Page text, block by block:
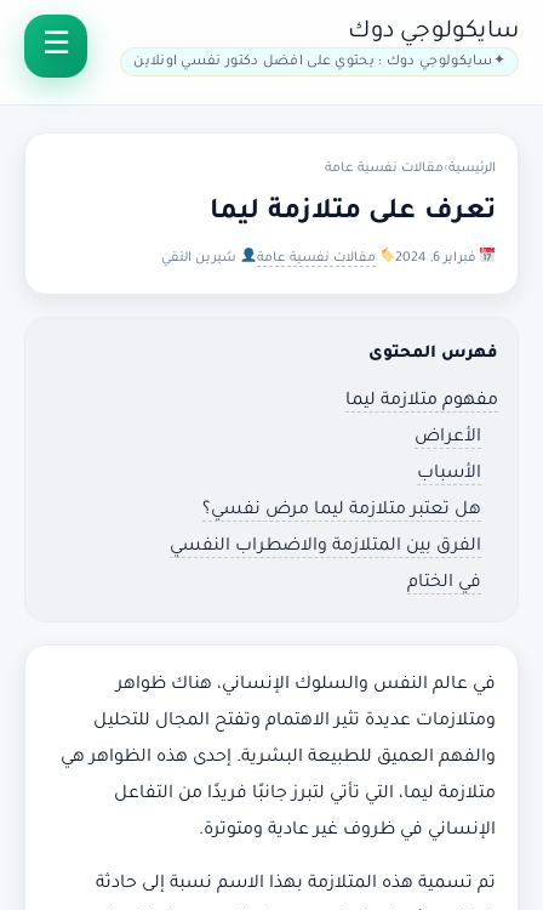
سايكولوجي دوك
سايكولوجي دوك : يحتوي على افضل دكتور نفسي اونلاين
الرئيسية›مقالات نفسية عامة
تعرف على متلازمة ليما
فبراير 6, 2024 مقالات نفسية عامة شيرين التقي
فهرس المحتوى
مفهوم متلازمة ليما
الأعراض
الأسباب
هل تعتبر متلازمة ليما مرض نفسي؟
الفرق بين المتلازمة والاضطراب النفسي
في الختام
في عالم النفس والسلوك الإنساني، هناك ظواهر
ومتلازمات عديدة تثير الاهتمام وتفتح المجال للتحليل
والفهم العميق للطبيعة البشرية. إحدى هذه الظواهر هي
متلازمة ليما، التي تأتي لتبرز جانبًا فريدًا من التفاعل
الإنساني في ظروف غير عادية ومتوترة.
تم تسمية هذه المتلازمة بهذا الاسم نسبة إلى حادثة